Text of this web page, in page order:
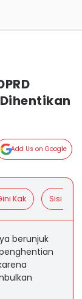
Add Us on Google
Kak Sisi
berunjuk